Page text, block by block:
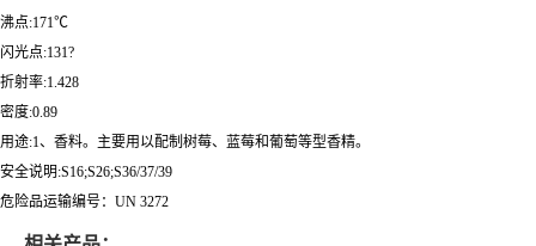
沸点:171℃
闪光点:131?
折射率:1.428
密度:0.89
用途:1、香料。主要用以配制树莓、蓝莓和葡萄等型香精。
安全说明:S16;S26;S36/37/39
危险品运输编号：UN 3272